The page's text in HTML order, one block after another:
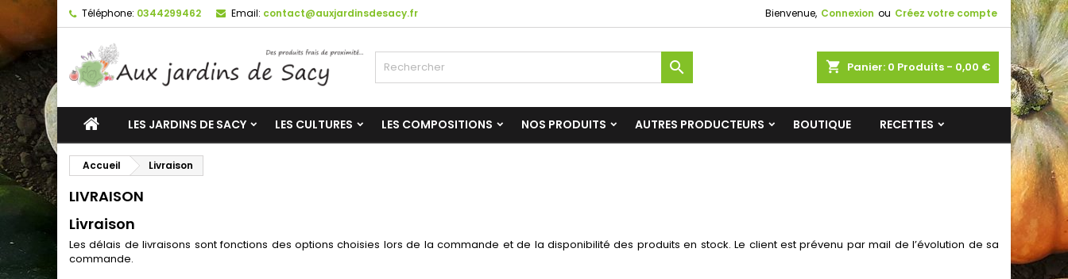
Téléphone: 0344299462 Email: contact@auxjardinsdesacy.fr Bienvenue, Connexion ou Créez votre compte
shopping_cart Panier: 0 Produits - 0,00 €

LES JARDINS DE SACY LES CULTURES LES COMPOSITIONS NOS PRODUITS AUTRES PRODUCTEURS BOUTIQUE RECETTES
Accueil Livraison
LIVRAISON
Livraison
Les délais de livraisons sont fonctions des options choisies lors de la commande et de la disponibilité des produits en stock. Le client est prévenu par mail de l’évolution de sa
commande.